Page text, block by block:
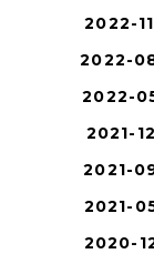
2022-11
2022-08
2022-05
2021-12
2021-09
2021-05
2020-12